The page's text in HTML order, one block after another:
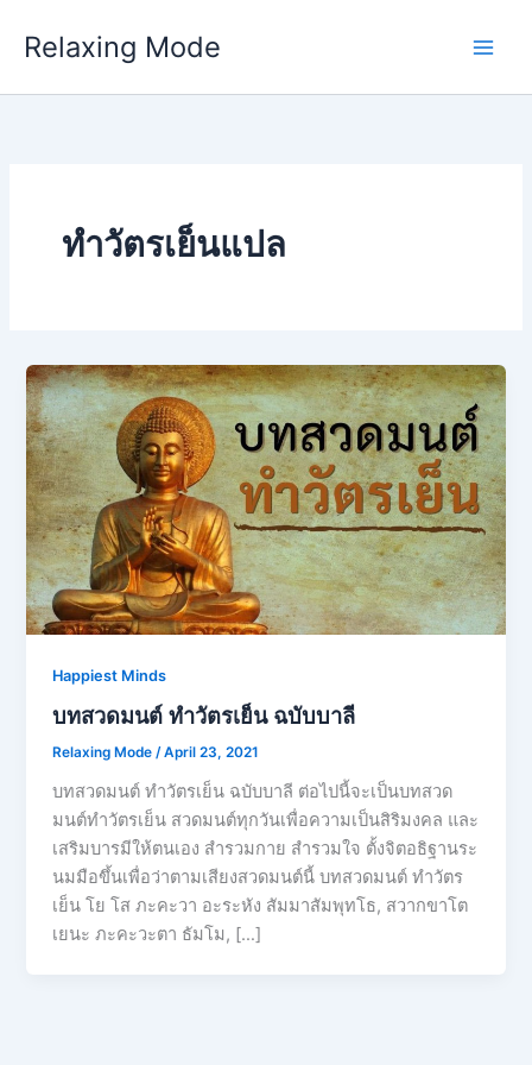
Relaxing Mode
ทำวัตรเย็นแปล
Happiest Minds
บทสวดมนต์ ทำวัตรเย็น ฉบับบาลี
Relaxing Mode/April 23, 2021
บทสวดมนต์ ทำวัตรเย็น ฉบับบาลี ต่อไปนี้จะเป็นบทสวด
มนต์ทำวัตรเย็น สวดมนต์ทุกวันเพื่อความเป็นสิริมงคล และ
เสริมบารมีให้ตนเอง สำรวมกาย สำรวมใจ ตั้งจิตอธิฐานระ
นมมือขึ้นเพื่อว่าตามเสียงสวดมนต์นี้ บทสวดมนต์ ทำวัตร
เย็น โย โส ภะคะวา อะระหัง สัมมาสัมพุทโธ, สวากขาโต
เยนะ ภะคะวะตา ธัมโม, […]